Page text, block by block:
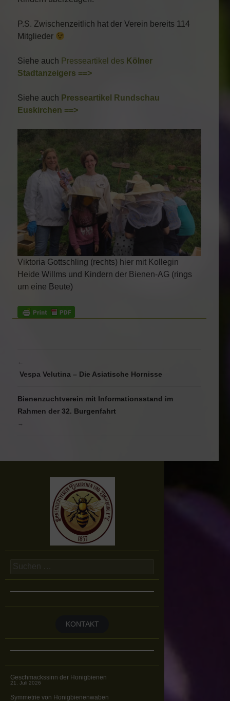
P.S. Zwischenzeitlich hat der Verein bereits 114
Mitglieder
Siehe auch Presseartikel des Kölner
Stadtanzeigers ==>
Siehe auch Presseartikel Rundschau
Euskirchen ==>
Viktoria Gottschling (rechts) hier mit Kollegin
Heide Willms und Kindern der Bienen-AG (rings
um eine Beute)
←
Vespa Velutina – Die Asiatische Hornisse
Bienenzuchtverein mit Informationsstand im
Rahmen der 32. Burgenfahrt
→
Suchen
nach:
KONTAKT
Geschmackssinn der Honigbienen
21. Juli 2026
Symmetrie von Honigbienenwaben